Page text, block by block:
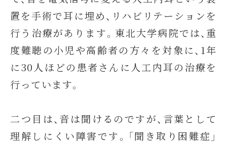
置を手術で耳に埋め、リハビリテーションを
行う治療があります。東北大学病院では、重
度難聴の小児や高齢者の方々を対象に、1年
に30人ほどの患者さんに人工内耳の治療を
行っています。
二つ目は、音は聞けるのですが、言葉として
理解しにくい障害です。「聞き取り困難症」